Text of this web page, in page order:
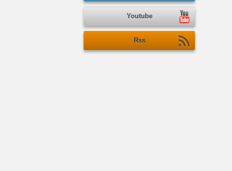
Youtube
Rss